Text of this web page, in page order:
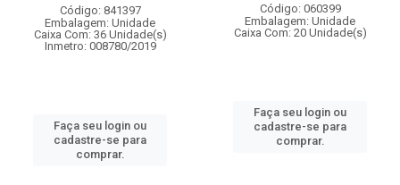
Código: 841397
Embalagem: Unidade
Caixa Com: 36 Unidade(s)
Inmetro: 008780/2019
Faça seu login ou
cadastre-se para
comprar.
Código: 060399
Embalagem: Unidade
Caixa Com: 20 Unidade(s)
Faça seu login ou
cadastre-se para
comprar.